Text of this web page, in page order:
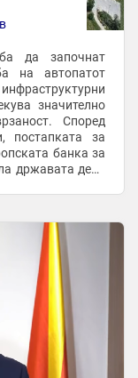
да започнат
на автопатот
значително
Според
постапката за
банка за
државата дека